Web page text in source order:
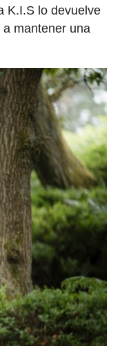
K.I.S lo devuelve
mantener una